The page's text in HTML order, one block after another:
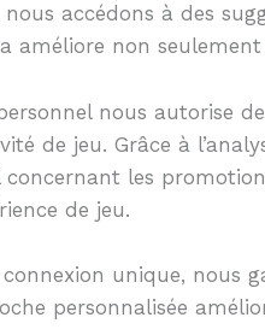
accédons à des
améliore non
nous autorise
de jeu. Grâce à
les
de jeu.
unique, nous
personnalisée